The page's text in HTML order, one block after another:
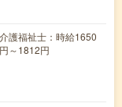
護福祉士：時給1650
～1812円